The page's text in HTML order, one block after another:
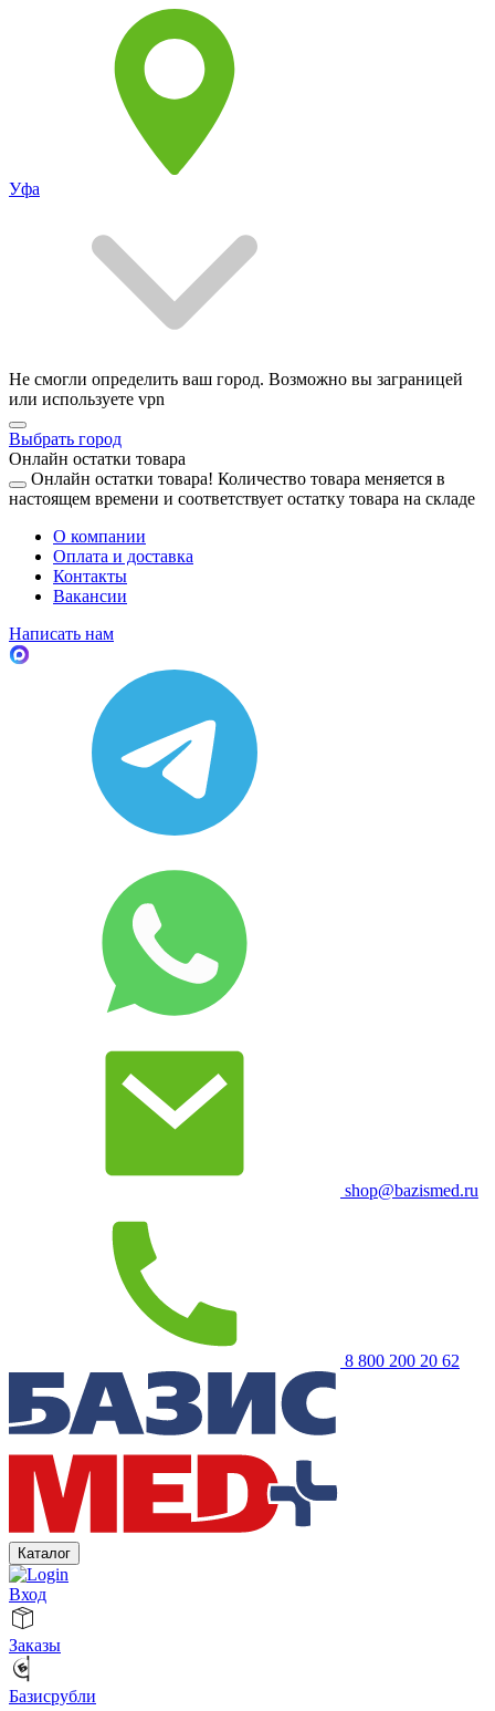
Уфа
Не смогли определить ваш город. Возможно вы заграницей
или используете vpn
Выбрать город
Онлайн остатки товара
Онлайн остатки товара! Количество товара меняется в
настоящем времени и соответствует остатку товара на складе
О компании
Оплата и доставка
Контакты
Вакансии
Написать нам
shop@bazismed.ru
8 800 200 20 62
Каталог
Вход
Заказы
Базисрубли